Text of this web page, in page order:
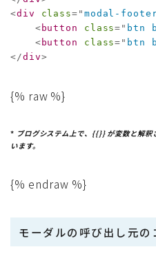
<div class= " modal-
< button class= " btn
< button class= " btn
</div>
{% raw %}
* ブログシステム上で、{{}} が変数と解
います。
{% endraw %}
モーダルの呼び出し元